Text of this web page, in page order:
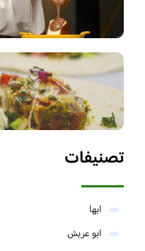
تصنيفات
ابها
ابو عريش